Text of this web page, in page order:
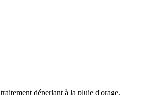
déperlant à la pluie d'orage.